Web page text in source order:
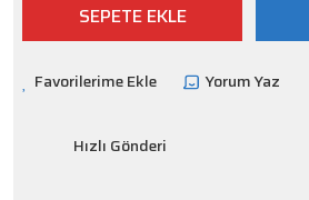
SEPETE EKLE
Yorum Yaz
Hızlı Gönderi